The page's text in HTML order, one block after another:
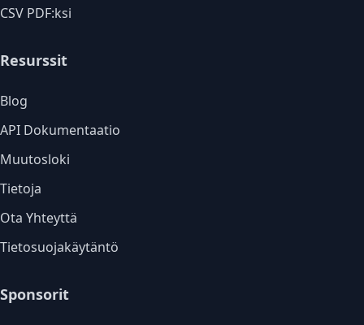
CSV PDF:ksi
Resurssit
Blog
API Dokumentaatio
Muutosloki
Tietoja
Ota Yhteyttä
Tietosuojakäytäntö
Sponsorit